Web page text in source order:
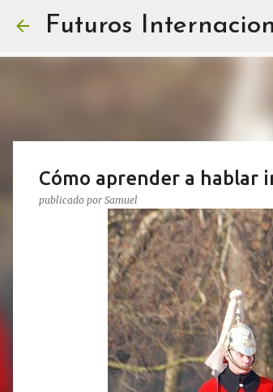
Futuros
Cómo aprender a hablar
publicado por Samuel